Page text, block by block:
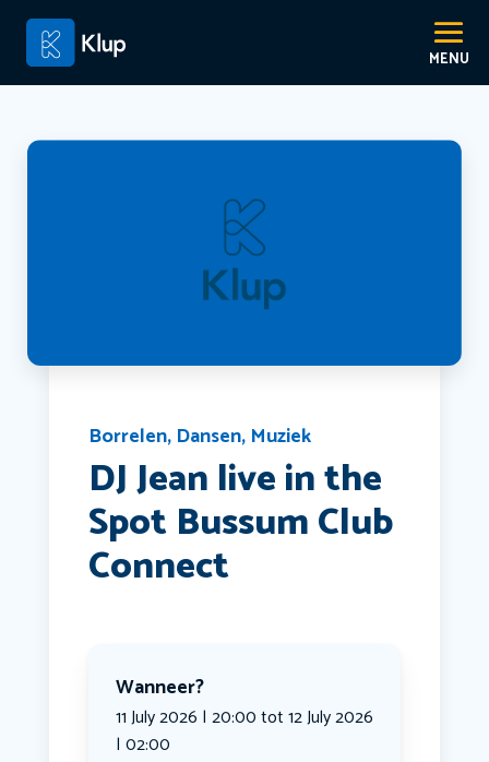
Borrelen, Dansen, Muziek
DJ Jean live in the
Spot Bussum Club
Connect
Wanneer?
11 July 2026 | 20:00 tot 12 July 2026
| 02:00